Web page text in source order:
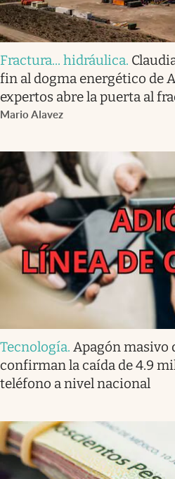
Fractura... hidráulica.
fin al dogma energético de
expertos abre la puerta al
Mario Alavez
Tecnología. Apagón masivo
confirman la caída de 4.9
teléfono a nivel nacional